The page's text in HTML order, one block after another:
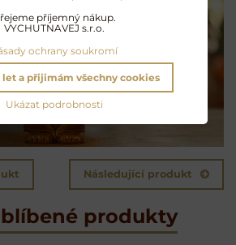
rumu
Následující produkt
produkty
příjemný nákup.
VYCHUTNAVEJ s.r.o.
ochrany soukromí
Ukázat podrobnosti
let a přijimám všechny cookies